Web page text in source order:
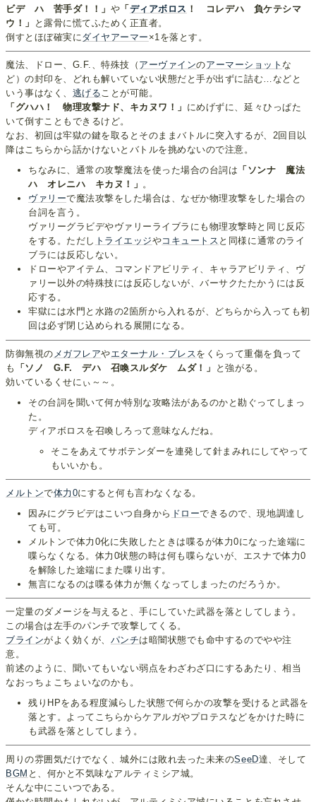
ビデ ハ 苦手ダ！！」 や 「 ディアボロス ！ コレデハ 負ケテシマ
ウ！」
と露骨に慌てふためく正直者。
倒すとほぼ確実にダイヤアーマー ×1を落とす。
魔法、ドロー、G.F.、特殊技（ アーヴァインのアーマーショット な
ど）の封印を、どれも解いていない状態だと手が出ずに詰む…などと
いう事はなく、 逃げることが可能。
「グハハ！ 物理攻撃ナド、キカヌワ！」 にめげずに、延々ひっぱた
いて倒すこともできるけど。
なお、初回は牢獄の鍵を取るとそのままバトルに突入するが、2回目以
降はこちらから話かけないとバトルを挑めないので注意。
ちなみに、通常の攻撃魔法を使った場合の台詞は 「ソンナ 魔法
ハ オレニハ キカヌ！」 。
ヴァリーで魔法攻撃をした場合は、なぜか物理攻撃をした場合の
台詞を言う。
ヴァリーグラビデやヴァリーライブラにも物理攻撃時と同じ反応
をする。ただし トライエッジやコキュートス と同様に通常のライ
ブラには反応しない。
ドローやアイテム、コマンドアビリティ、キャラアビリティ、ヴ
ァリー以外の特殊技には反応しないが、バーサクたたかうには反
応する。
牢獄には水門と水路の2箇所から入れるが、どちらから入っても初
回は必ず閉じ込められる展開になる。
防御無視の メガフレアやエターナル・ブレス をくらって重傷を負って
も
「ソノ G.F. デハ 召喚スルダケ ムダ！」
と強がる。
効いているくせにぃ～～。
その台詞を聞いて何か特別な攻略法があるのかと勘ぐってしまっ
た。
ディアボロスを召喚しろって意味なんだね。
そこをあえてサボテンダーを連発して針まみれにしてやって
もいいかも。
メルトンで体力0にすると何も言わなくなる。
因みにグラビデはこいつ自身から ドローできるので、現地調達し
ても可。
メルトンで体力0化に失敗したときは喋るが体力0になった途端に
喋らなくなる。体力0状態の時は何も喋らないが、エスナで体力0
を解除した途端にまた喋り出す。
無言になるのは喋る体力が無くなってしまったのだろうか。
一定量のダメージを与えると、手にしていた武器を落としてしまう。
この場合は左手のパンチで攻撃してくる。
ブラインがよく効くが、 パンチは暗闇状態でも命中するのでやや注
意。
前述のように、聞いてもいない弱点をわざわざ口にするあたり、相当
なおっちょこちょいなのかも。
残りHPをある程度減らした状態で何らかの攻撃を受けると武器を
落とす。よってこちらからケアルガやプロテスなどをかけた時に
も武器を落としてしまう。
周りの雰囲気だけでなく、城外には敗れ去った未来のSeeD達、そして
BGM と、何かと不気味なアルティミシア城。
そんな中にこいつである。